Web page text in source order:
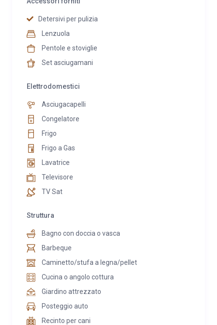
Detersivi per pulizia
Lenzuola
Pentole e stoviglie
Set asciugamani
Elettrodomestici
Asciugacapelli
Congelatore
Frigo
Frigo a Gas
Lavatrice
Televisore
TV Sat
Struttura
Bagno con doccia o vasca
Barbeque
Caminetto/stufa a legna/pellet
Cucina o angolo cottura
Giardino attrezzato
Posteggio auto
Recinto per cani